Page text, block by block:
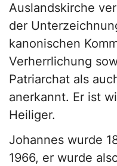
Auslandskirche
der
kanonischen
Verherrlichung
Patriarchat als
anerkannt. Er ist
Heiliger.
Johannes wurde
1966, er wurde